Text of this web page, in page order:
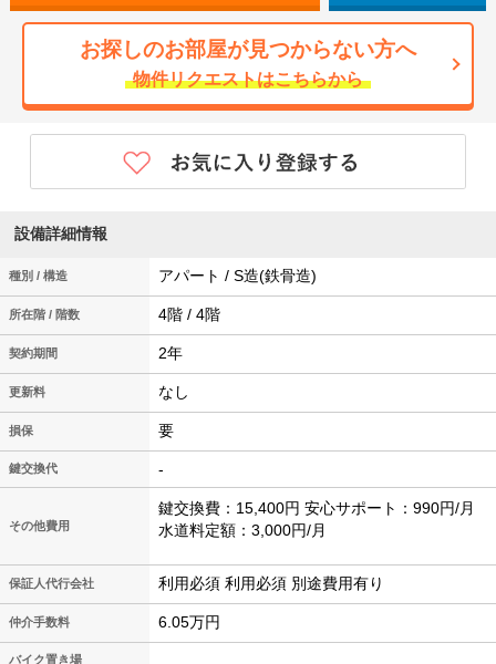
お探しのお部屋が見つからない方へ
物件リクエストはこちらから
設備詳細情報
種別 / 構造 アパート / S造(鉄骨造)
所在階 / 階数 4階 / 4階
契約期間 2年
更新料 なし
損保 要
鍵交換代 -
その他費用
鍵交換費：15,400円 安心サポート：990円/月
水道料定額：3,000円/月
保証人代行会社 利用必須 利用必須 別途費用有り
仲介手数料 6.05万円
バイク置き場